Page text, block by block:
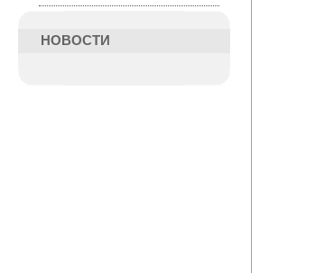
НОВОСТИ